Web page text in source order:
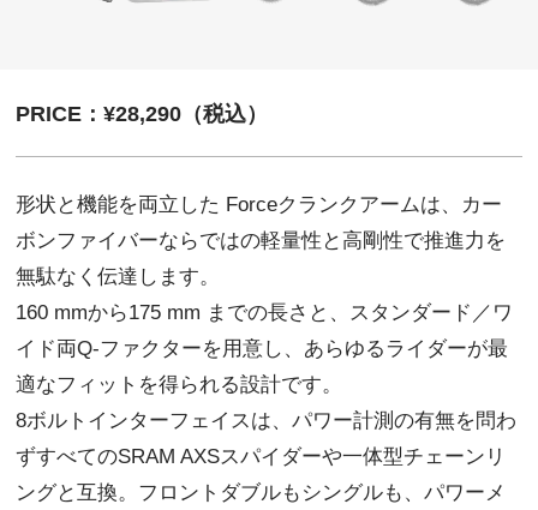
PRICE：¥28,290（税込）
形状と機能を両立した Forceクランクアームは、カー
ボンファイバーならではの軽量性と高剛性で推進力を
無駄なく伝達します。
160 mmから175 mm までの長さと、スタンダード／ワ
イド両Q-ファクターを用意し、あらゆるライダーが最
適なフィットを得られる設計です。
8ボルトインターフェイスは、パワー計測の有無を問わ
ずすべてのSRAM AXSスパイダーや一体型チェーンリ
ングと互換。フロントダブルもシングルも、パワーメ